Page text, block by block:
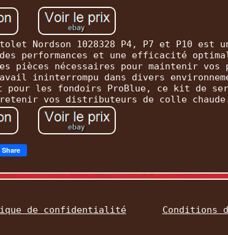
Nordson 1028328 P4, P7 et P10 est
performances et une efficacité
pièces nécessaires pour maintenir
ininterrompu dans divers
pour les fondoirs ProBlue, ce kit de
vos distributeurs de colle
Share
de confidentialité